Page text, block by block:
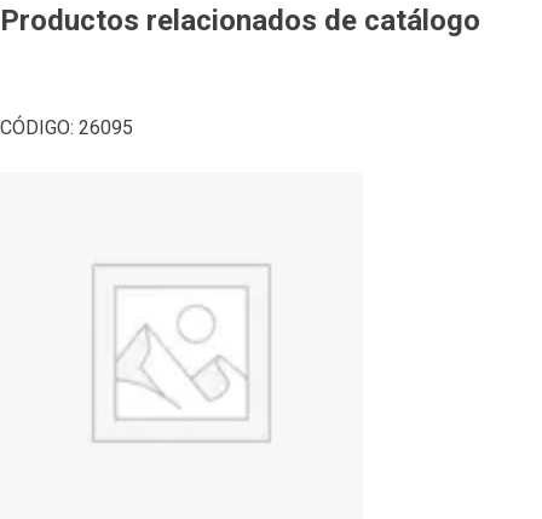
Productos relacionados de catálogo
CÓDIGO: 26095